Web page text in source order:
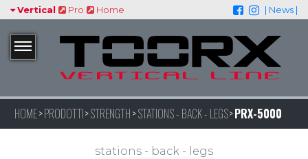
Vertical Pro Home | News |
HOME PRODOTTI STRENGTH STATIONS - BACK - LEGS PRX-5000
stations - back - legs